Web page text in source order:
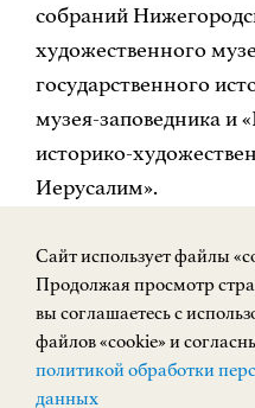
собраний
художественного
государственного
музея-заповедника и
историко-
Иерусалим».
Выставочный проект
в картинках»
более 100 акварелей,
иллюстрированных
Экспозицию
НА
Cайт использует файлы
Продолжая просмотр
вы соглашаетесь с
файлов «cookie» и
политикой обработки
данных